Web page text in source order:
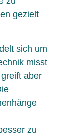
gezielt
sich um
misst
aber
zu